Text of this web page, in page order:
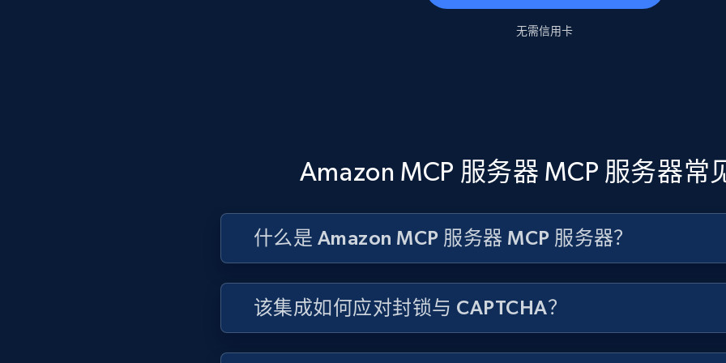
无需信用卡
Amazon MCP 服务器 MCP 服务器常
什么是 Amazon MCP 服务器 MCP 服务器？
该集成如何应对封锁与 CAPTCHA？